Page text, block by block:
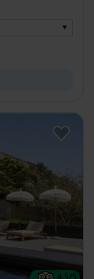
4.5/5